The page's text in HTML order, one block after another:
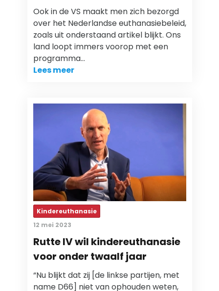
Ook in de VS maakt men zich bezorgd
over het Nederlandse euthanasiebeleid,
zoals uit onderstaand artikel blijkt. Ons
land loopt immers voorop met een
programma…
Lees meer
Kindereuthanasie
12 mei 2023
Rutte IV wil kindereuthanasie
voor onder twaalf jaar
“Nu blijkt dat zij [de linkse partijen, met
name D66] niet van ophouden weten,